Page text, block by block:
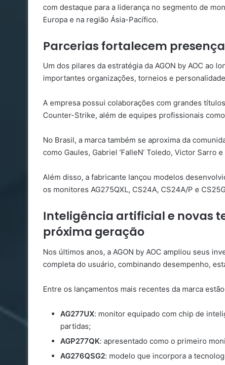
com destaque para a liderança no segmento de
Europa e na região Ásia-Pacífico.
Parcerias fortalecem
Um dos pilares da estratégia da AGON by AOC ao
importantes organizações, torneios e
A empresa possui colaborações com grandes
Counter-Strike, além de equipes profissionais
No Brasil, a marca também se aproxima da
como Gaules, Gabriel ‘FalleN’ Toledo, Victor Sarro
Além disso, a fabricante lançou modelos
os monitores AG275QXL, CS24A, CS24A/P e
Inteligência artificial e novas
próxima geração
Nos últimos anos, a AGON by AOC ampliou seus
completa do usuário, combinando desempenho,
Entre os lançamentos mais recentes da marca
AG277UX: monitor equipado com chip de
partidas;
AGP277QK: apresentado como o primeiro
AG276QSG2: modelo que incorpora a